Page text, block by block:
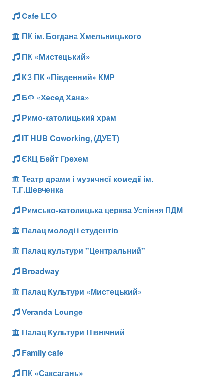
Cafe LEO
ПК ім. Богдана Хмельницького
ПК «Мистецький»
КЗ ПК «Південний» КМР
БФ «Хесед Хана»
Римо-католицький храм
IT HUB Coworking, (ДУЕТ)
ЄКЦ Бейт Грехем
Театр драми і музичної комедії ім.
Т.Г.Шевченка
Римсько-католицька церква Успіння ПДМ
Палац молоді і студентів
Палац культури "Центральний"
Broadway
Палац Культури «Мистецький»
Veranda Lounge
Палац Культури Північний
Family cafe
ПК «Саксагань»